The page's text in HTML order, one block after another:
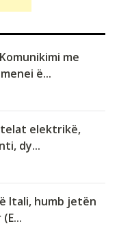
me
ë...
elektrikë,
dy...
Itali, humb jetën